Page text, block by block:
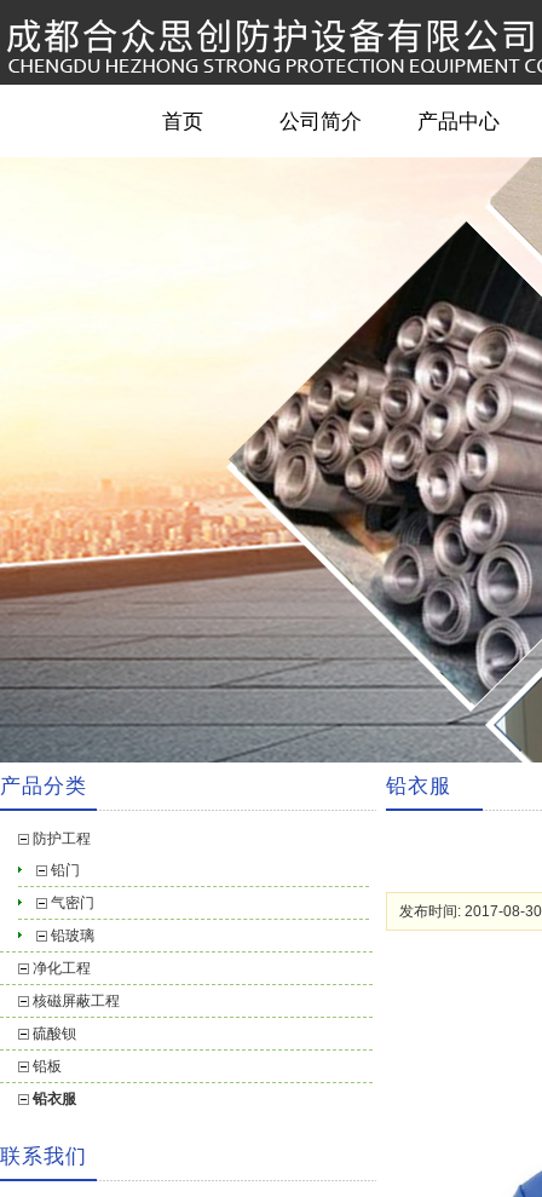
首页 公司简介 产品中心
产品分类
防护工程
铅门
气密门
铅玻璃
净化工程
核磁屏蔽工程
硫酸钡
铅板
铅衣服
联系我们
铅衣服
发布时间: 2017-08-